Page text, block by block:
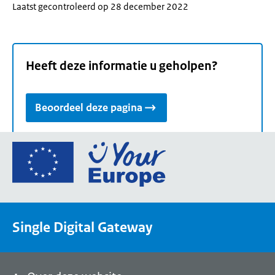
Laatst gecontroleerd op 28 december 2022
Heeft deze informatie u geholpen?
Beoordeel deze pagina
Ga
de
een
Single Digital Gateway